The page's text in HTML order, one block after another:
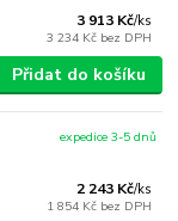
3 913 Kč/ks
3 234 Kč bez DPH
Přidat do košíku
2 243 Kč/ks
1 854 Kč bez DPH
expedice 3-5 dnů